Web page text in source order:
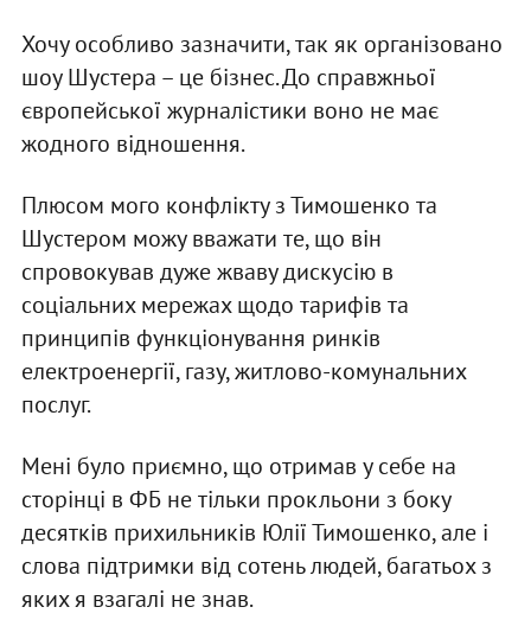
Хочу особливо зазначити, так як організовано
шоу Шустера – це бізнес. До справжньої
європейської журналістики воно не має
жодного відношення.
Плюсом мого конфлікту з Тимошенко та
Шустером можу вважати те, що він
спровокував дуже жваву дискусію в
соціальних мережах щодо тарифів та
принципів функціонування ринків
електроенергії, газу, житлово-комунальних
послуг.
Мені було приємно, що отримав у себе на
сторінці в ФБ не тільки прокльони з боку
десятків прихильників Юлії Тимошенко, але і
слова підтримки від сотень людей, багатьох з
яких я взагалі не знав.